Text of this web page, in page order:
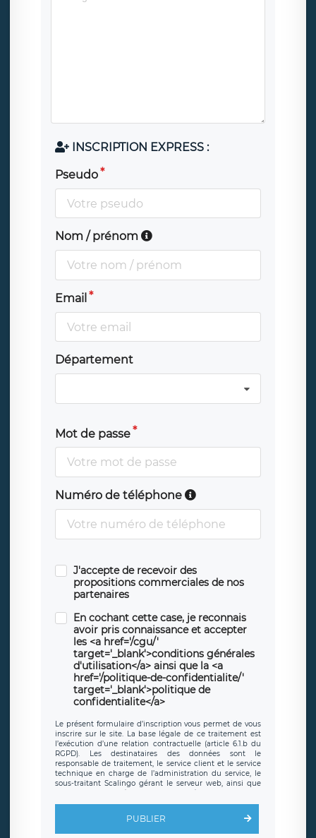
INSCRIPTION EXPRESS :
Pseudo
Nom / prénom
Email
Département
Mot de passe
Numéro de téléphone
J'accepte de recevoir des
propositions commerciales de nos
partenaires
En cochant cette case, je reconnais
avoir pris connaissance et accepter
les <a href='/cgu/'
target='_blank'>conditions générales
d'utilisation</a> ainsi que la <a
href='/politique-de-confidentialite/'
target='_blank'>politique de
confidentialite</a>
Le présent formulaire d’inscription vous permet de vous
inscrire sur le site. La base légale de ce traitement est
l’exécution d’une relation contractuelle (article 6.1.b du
RGPD). Les destinataires des données sont le
responsable de traitement, le service client et le service
technique en charge de l’administration du service, le
sous-traitant Scalingo gérant le serveur web, ainsi que
toute personne légalement autorisée. Le formulaire
d’inscription est hébergé sur un serveur hébergé par
clauses de
protection conformes au RGPD
. Les données collectées
sont conservées jusqu’à ce que l’Internaute en sollicite la
PUBLIER